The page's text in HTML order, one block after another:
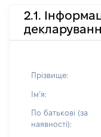
2.1.
Прізвище:
Імʼя:
По батькові (за
наявності):